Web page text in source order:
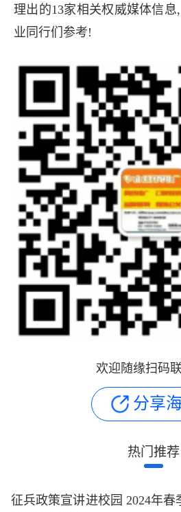
理出的13家相关权威媒体信
业同行们参考!
欢迎随缘扫码
分享
热门推荐
征兵政策宣讲进校园 2024年春